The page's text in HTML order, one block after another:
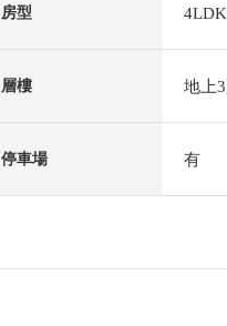
房型 4LDK
層樓 地上
停車場 有